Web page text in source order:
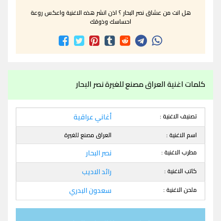
هل انت من عشاق نصر البحار ؟ اذن انشر هذه الاغنية واعكس روعة
احساسك وذوقك
كلمات اغنية العراق مصنع للغيرة نصر البحار
تصنيف الاغنية : أغاني عراقية
اسم الاغنية :
العراق مصنع للغيرة
مطرب الاغنية :
نصر البحار
كاتب الاغنية : رائد الاديب
ملحن الاغنية : سعدون البدري